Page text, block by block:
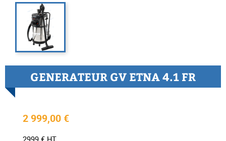
GENERATEUR GV ETNA 4.1 FR
2 999,00 €
2999 € HT